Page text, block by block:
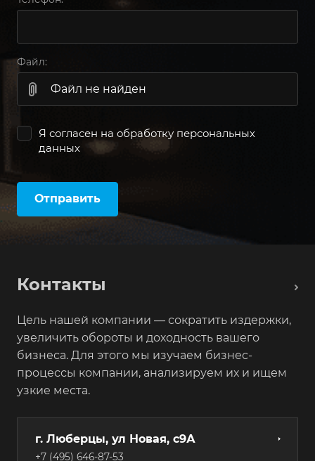
Файл:
Файл не найден
Я согласен на обработку персональных
данных
Отправить
Контакты
Цель нашей компании — сократить издержки,
увеличить обороты и доходность вашего
бизнеса. Для этого мы изучаем бизнес-
процессы компании, анализируем их и ищем
узкие места.
г. Люберцы, ул Новая, с9А
+7 (495) 646-87-53